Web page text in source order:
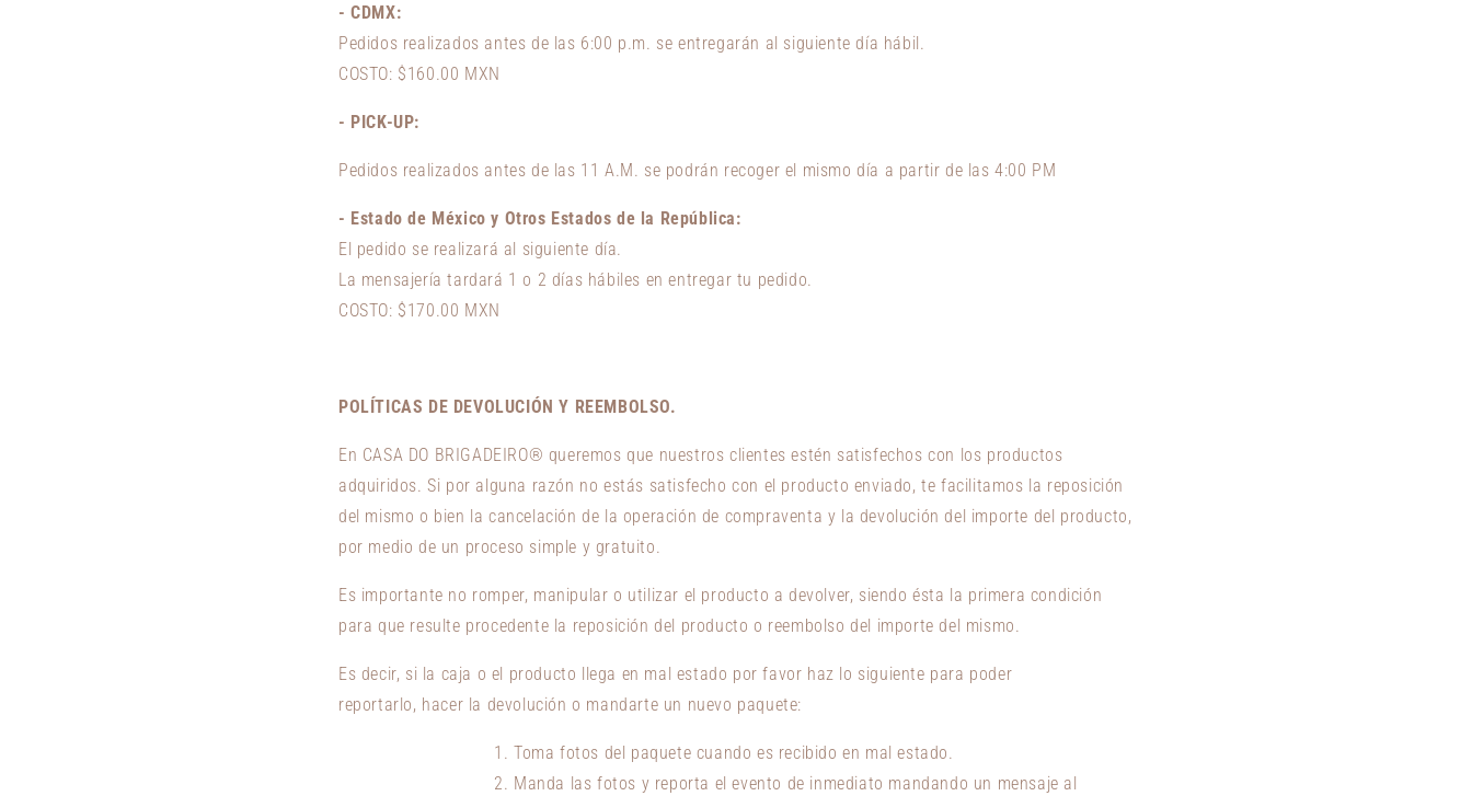
- CDMX:
Pedidos realizados antes de las 6:00 p.m. se entregarán al siguiente día hábil.
COSTO: $160.00 MXN
- PICK-UP:
Pedidos realizados antes de las 11 A.M. se podrán recoger el mismo día a partir de las 4:00 PM
- Estado de México y Otros Estados de la República:
El pedido se realizará al siguiente día.
La mensajería tardará 1 o 2 días hábiles en entregar tu pedido.
COSTO: $170.00 MXN
POLÍTICAS DE DEVOLUCIÓN Y REEMBOLSO.
En CASA DO BRIGADEIRO® queremos que nuestros clientes estén satisfechos con los productos
adquiridos. Si por alguna razón no estás satisfecho con el producto enviado, te facilitamos la reposición
del mismo o bien la cancelación de la operación de compraventa y la devolución del importe del producto,
por medio de un proceso simple y gratuito.
Es importante no romper, manipular o utilizar el producto a devolver, siendo ésta la primera condición
para que resulte procedente la reposición del producto o reembolso del importe del mismo.
Es decir, si la caja o el producto llega en mal estado por favor haz lo siguiente para poder
reportarlo, hacer la devolución o mandarte un nuevo paquete:
Toma fotos del paquete cuando es recibido en mal estado.
Manda las fotos y reporta el evento de inmediato mandando un mensaje al